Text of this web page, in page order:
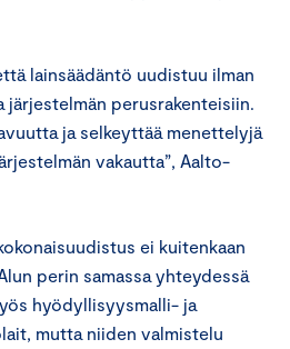
lainsäädäntö uudistuu ilman
perusrakenteisiin.
ja selkeyttää menettelyjä
vakautta”, Aalto-
ei kuitenkaan
perin samassa yhteydessä
hyödyllisyysmalli- ja
mutta niiden valmistelu